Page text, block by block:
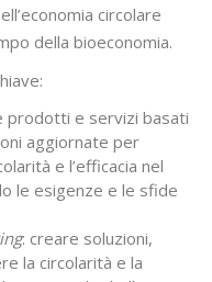
circolare
della bioeconomia.
prodotti e servizi basati
aggiornate per
e l’efficacia nel
le esigenze e le sfide
: creare soluzioni,
la circolarità e la